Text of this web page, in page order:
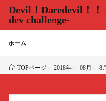
Devil！Daredevil！！
dev challenge-
ホーム
TOPページ 2018年 08月 8